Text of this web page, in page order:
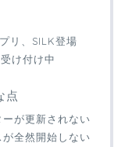
リ、SILK登場
け付け中
点
が更新されない
全然開始しない